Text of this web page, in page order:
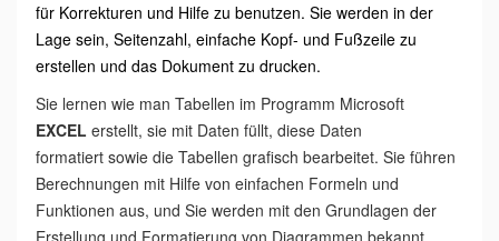
für Korrekturen und Hilfe zu benutzen. Sie werden in der
Lage sein, Seitenzahl, einfache Kopf- und Fußzeile zu
erstellen und das Dokument zu drucken.
Sie lernen wie man Tabellen im Programm Microsoft
EXCEL erstellt, sie mit Daten füllt, diese Daten
formatiert sowie die Tabellen grafisch bearbeitet. Sie führen
Berechnungen mit Hilfe von einfachen Formeln und
Funktionen aus, und Sie werden mit den Grundlagen der
Erstellung und Formatierung von Diagrammen bekannt